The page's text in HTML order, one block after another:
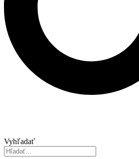
Vyhľadať